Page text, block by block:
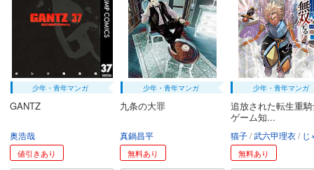
少年・青年マンガ
GANTZ
奥浩哉
値引きあり
少年・青年マンガ
九条の大罪
真鍋昌平
無料あり
少年・青年マンガ
追放された転生重
ゲーム知...
猫子 武六甲理衣 じゃ
無料あり